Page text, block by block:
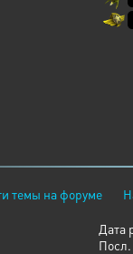
темы на форуме
Дата